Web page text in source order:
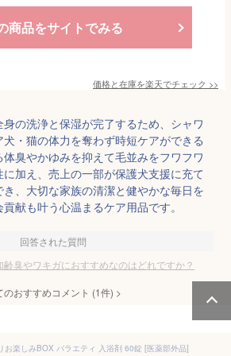
商品をサイトでみる
価格と在庫を楽天でチェック >>
の洗浄と保湿が完了するため、シャワ
・猫の体力を奪わず時短ケアができる
臭やかゆみを抑えて毛並みをフワフワ
加え、売上の一部が保護犬支援に充て
、大切な家族の清潔と健やかな毎日を
献も叶う心温まるケア用品です。
回答された質問
臭やワキガにおすすめなのはどれですか？
のおすすめコメント (1件) >
お楽しみBOX バラエティ 入浴剤 60錠 [医薬部外品]